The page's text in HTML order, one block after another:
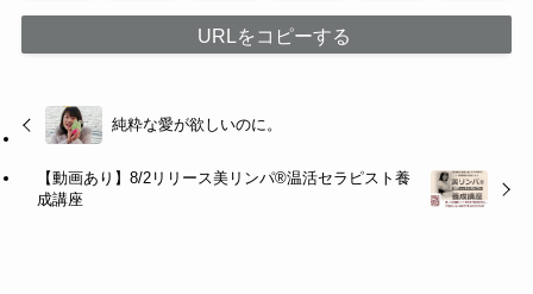
URLをコピーする
純粋な愛が欲しいのに。
【動画あり】8/2リリース美リンパ®︎温活セラピスト養
成講座